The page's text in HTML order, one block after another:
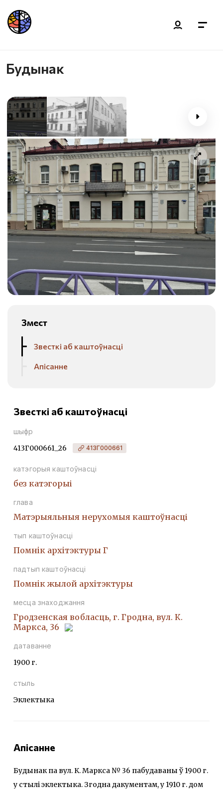
Будынак
Змест
Звесткі аб каштоўнасці
Апісанне
Звесткі аб каштоўнасці
шыфр
413Г000661_26 413Г000661
катэгорыя каштоўнасці
без катэгорыі
глава
Матэрыяльныя нерухомыя каштоўнасці
тып каштоўнасці
Помнiк архiтэктуры Г
падтып каштоўнасці
Помнiк жылой архiтэктуры
месца знаходжання
Гродзенская вобласць, г. Гродна, вул. К.
Маркса, 36
датаванне
1900 г.
стыль
Эклектыка
Апісанне
Будынак па вул. К. Маркса № 36 пабудаваны ў 1900 г.
у стылі эклектыка. Згодна дакументам, у 1910 г. дом